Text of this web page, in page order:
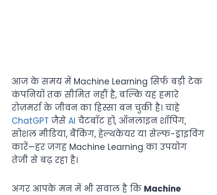
आज के समय में Machine Learning सिर्फ बड़ी टेक
कंपनियों तक सीमित नहीं है, बल्कि यह हमारे
रोज़मर्रा के जीवन का हिस्सा बन चुकी है। चाहे
ChatGPT जैसे AI चैटबॉट हों, ऑनलाइन शॉपिंग,
सोशल मीडिया, बैंकिंग, हेल्थकेयर या सेल्फ-ड्राइविंग
कारें—हर जगह Machine Learning का उपयोग
तेजी से बढ़ रहा है।
अगर आपके मन में भी सवाल है कि Machine